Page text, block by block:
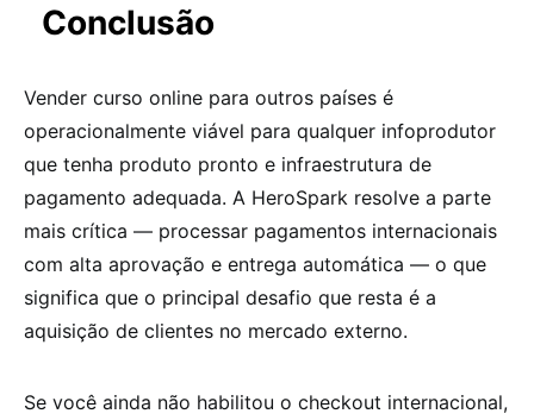
Conclusão
Vender curso online para outros países é
operacionalmente viável para qualquer infoprodutor
que tenha produto pronto e infraestrutura de
pagamento adequada. A HeroSpark resolve a parte
mais crítica — processar pagamentos internacionais
com alta aprovação e entrega automática — o que
significa que o principal desafio que resta é a
aquisição de clientes no mercado externo.
Se você ainda não habilitou o checkout internacional,